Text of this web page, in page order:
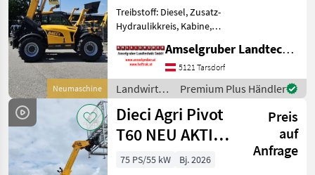
Neumaschine
Treibstoff: Diesel, Zusatz-
Hydraulikkreis, Kabine,
Schnellwechselrahmen,
Klimaanlage, hydr.
Geräteverriegelung Der
neue DIECI AGRI MAX 60.9
POWER X2 Gigantische
Amselgruber Landtechnik GmbH
5121 Tarsdorf
Landwirtsch.
Motorfahrzeuge
/ Dieci
Premium Plus Händler
Dieci Agri Pivot
T60 NEU AKTION
mit
Preis
auf
Anfrage
75 PS/55 kW
Bj. 2026